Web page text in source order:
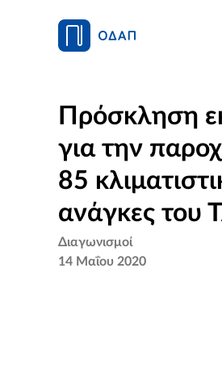
Πρόσκληση
για την
85
ανάγκες του
Διαγωνισμοί
14 Μαΐου 2020